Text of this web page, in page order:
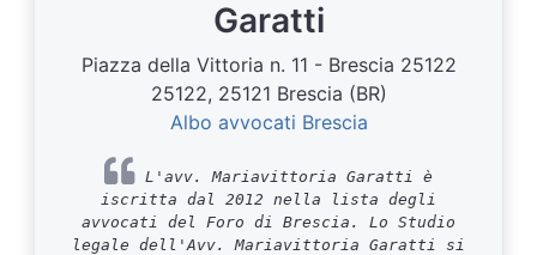
Garatti
Piazza della Vittoria n. 11 - Brescia 25122
25122, 25121 Brescia (BR)
Albo avvocati Brescia
L'avv. Mariavittoria Garatti è
iscritta dal 2012 nella lista degli
avvocati del Foro di Brescia. Lo Studio
legale dell'Avv. Mariavittoria Garatti si